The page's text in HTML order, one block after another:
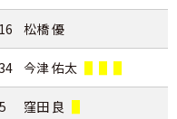
松橋 優
今津 佑太
窪田 良